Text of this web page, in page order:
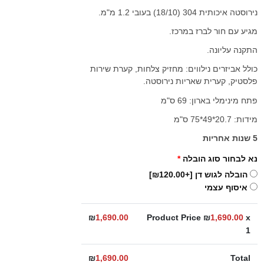
נירוסטה איכותית 304 (18/10) בעובי 1.2 מ"מ.
מגיע עם חור לברז במרכז.
התקנה עליונה.
כולל אביזרים נילווים: מחזיק צלחות, קערת שירות
פלסטיק, קערית שאריות נירוסטה.
פתח מינימלי בארון: 69 ס"מ
מידות: 20.7*49*75 ס"מ
5 שנות אחריות
נא לבחור סוג הובלה *
הובלה לגוש דן [+₪120.00]
איסוף עצמי
Product Price ₪1,690.00x
1
₪1,690.00
Total
₪1,690.00